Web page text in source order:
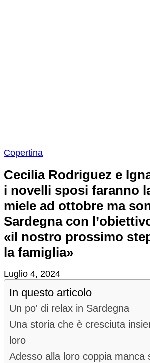
Copertina
Cecilia Rodriguez e
i novelli sposi faranno
miele ad ottobre ma
Sardegna con
«il nostro prossimo
la famiglia»
Luglio 4, 2024
In questo articolo
Un po' di relax in Sardegna
Una storia che è cresciuta
loro
Adesso alla loro coppia manca